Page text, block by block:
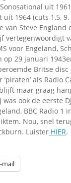
uit
1964 (cuts 1,5, 9,
van Steve England
vertegenwoordigt
voor Engeland,
op 29 januari
Britse disc
als Radio
maar graag
ook de eerste
BBC Radio 1
Nou, snel
Luister HIER.
mail